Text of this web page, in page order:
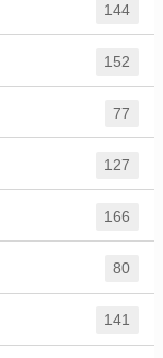
144
152
77
127
166
80
141